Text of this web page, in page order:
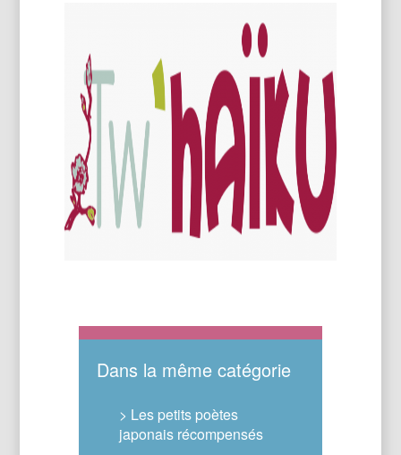
Dans la même catégorie
> Les petits poètes
japonais récompensés